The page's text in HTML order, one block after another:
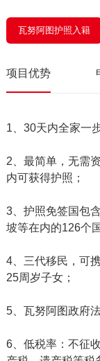
瓦努阿图护照入籍
项目优势
1、30天内全家一
2、最简单，无需
内可获得护照；
3、护照免签国包
坡等在内的126个
4、三代移民，可
25周岁子女；
5、瓦努阿图政府
6、低税率：不征